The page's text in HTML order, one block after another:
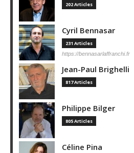
202 Articles
Cyril Bennasar
231 Articles
https://bennasarlaffranchi.fr
Jean-Paul Brighelli
817 Articles
Philippe Bilger
805 Articles
Céline Pina